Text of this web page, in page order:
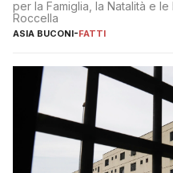
per la Famiglia, la Natalità e
Roccella
ASIA BUCONI-FATTI